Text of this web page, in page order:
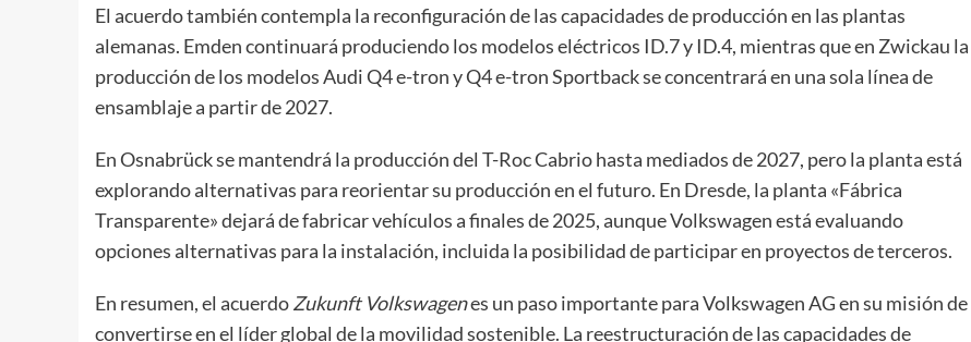
El acuerdo también contempla la reconfiguración de las capacidades de producción en las plantas
alemanas. Emden continuará produciendo los modelos eléctricos ID.7 y ID.4, mientras que en Zwickau la
producción de los modelos Audi Q4 e-tron y Q4 e-tron Sportback se concentrará en una sola línea de
ensamblaje a partir de 2027.
En Osnabrück se mantendrá la producción del T-Roc Cabrio hasta mediados de 2027, pero la planta está
explorando alternativas para reorientar su producción en el futuro. En Dresde, la planta «Fábrica
Transparente» dejará de fabricar vehículos a finales de 2025, aunque Volkswagen está evaluando
opciones alternativas para la instalación, incluida la posibilidad de participar en proyectos de terceros.
En resumen, el acuerdoZukunft Volkswagenes un paso importante para Volkswagen AG en su misión de
convertirse en el líder global de la movilidad sostenible. La reestructuración de las capacidades de